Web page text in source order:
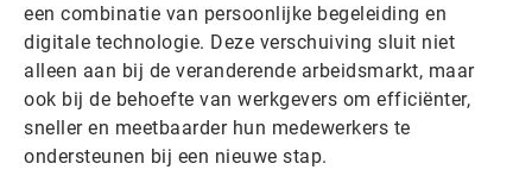
een combinatie van persoonlijke begeleiding en
digitale technologie. Deze verschuiving sluit niet
alleen aan bij de veranderende arbeidsmarkt, maar
ook bij de behoefte van werkgevers om efficiënter,
sneller en meetbaarder hun medewerkers te
ondersteunen bij een nieuwe stap.